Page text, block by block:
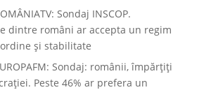
Sondaj INSCOP.
dintre români ar accepta un regim
și stabilitate
Sondaj: românii, împărțiți
Peste 46% ar prefera un